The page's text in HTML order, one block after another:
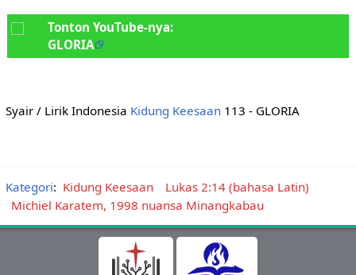
Tonton YouTube-nya:
GLORIA
Syair / Lirik Indonesia Kidung Keesaan113 - GLORIA
Kategori: Kidung Keesaan
Lukas 2:14 (bahasa Latin)
Michiel Karatem, 1998 nuansa Minangkabau